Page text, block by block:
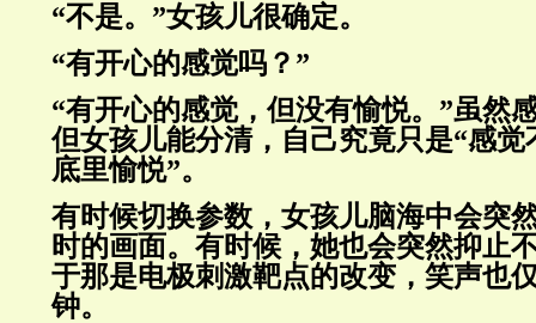
“不是。”女孩儿很确定。
“有开心的感觉吗？”
“有开心的感觉，但没有愉悦。”虽然
但女孩儿能分清，自己究竟只是“感觉
底里愉悦”。
有时候切换参数，女孩儿脑海中会突
时的画面。有时候，她也会突然抑止
于那是电极刺激靶点的改变，笑声也
钟。